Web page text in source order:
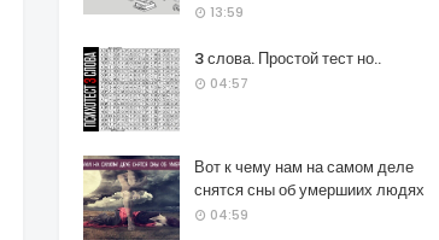
13:59
3 слова. Простой тест но..
04:57
Вот к чему нам на самом деле
снятся сны об умершиих людях
04:59